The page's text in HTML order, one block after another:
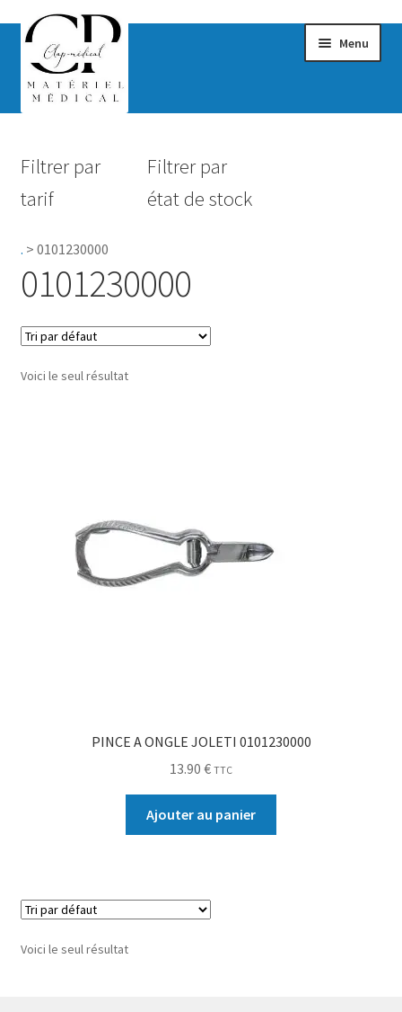
Menu
Hygiène
Accessoires Salle de bain
Filtrer par
tarif
Filtrer par
état de stock
. > 0101230000
0101230000
Voici le seul résultat
PINCE A ONGLE JOLETI 0101230000
13.90 € TTC
Ajouter au panier
Voici le seul résultat